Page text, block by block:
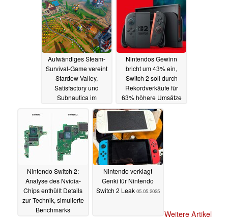
Aufwändiges Steam-
Survival-Game vereint
Stardew Valley,
Satisfactory und
Subnautica im
Solarpunk-Look –
Kickstarter zu 350%
finanziert10.05.2025
Nintendos Gewinn
bricht um 43% ein,
Switch 2 soll durch
Rekordverkäufe für
63% höhere Umsätze
sorgen08.05.2025
Nintendo Switch 2:
Analyse des Nvidia-
Chips enthüllt Details
zur Technik, simulierte
Benchmarks
Nintendo verklagt
Genki für Nintendo
Switch 2 Leak 05.05.2025
Weitere Artikel